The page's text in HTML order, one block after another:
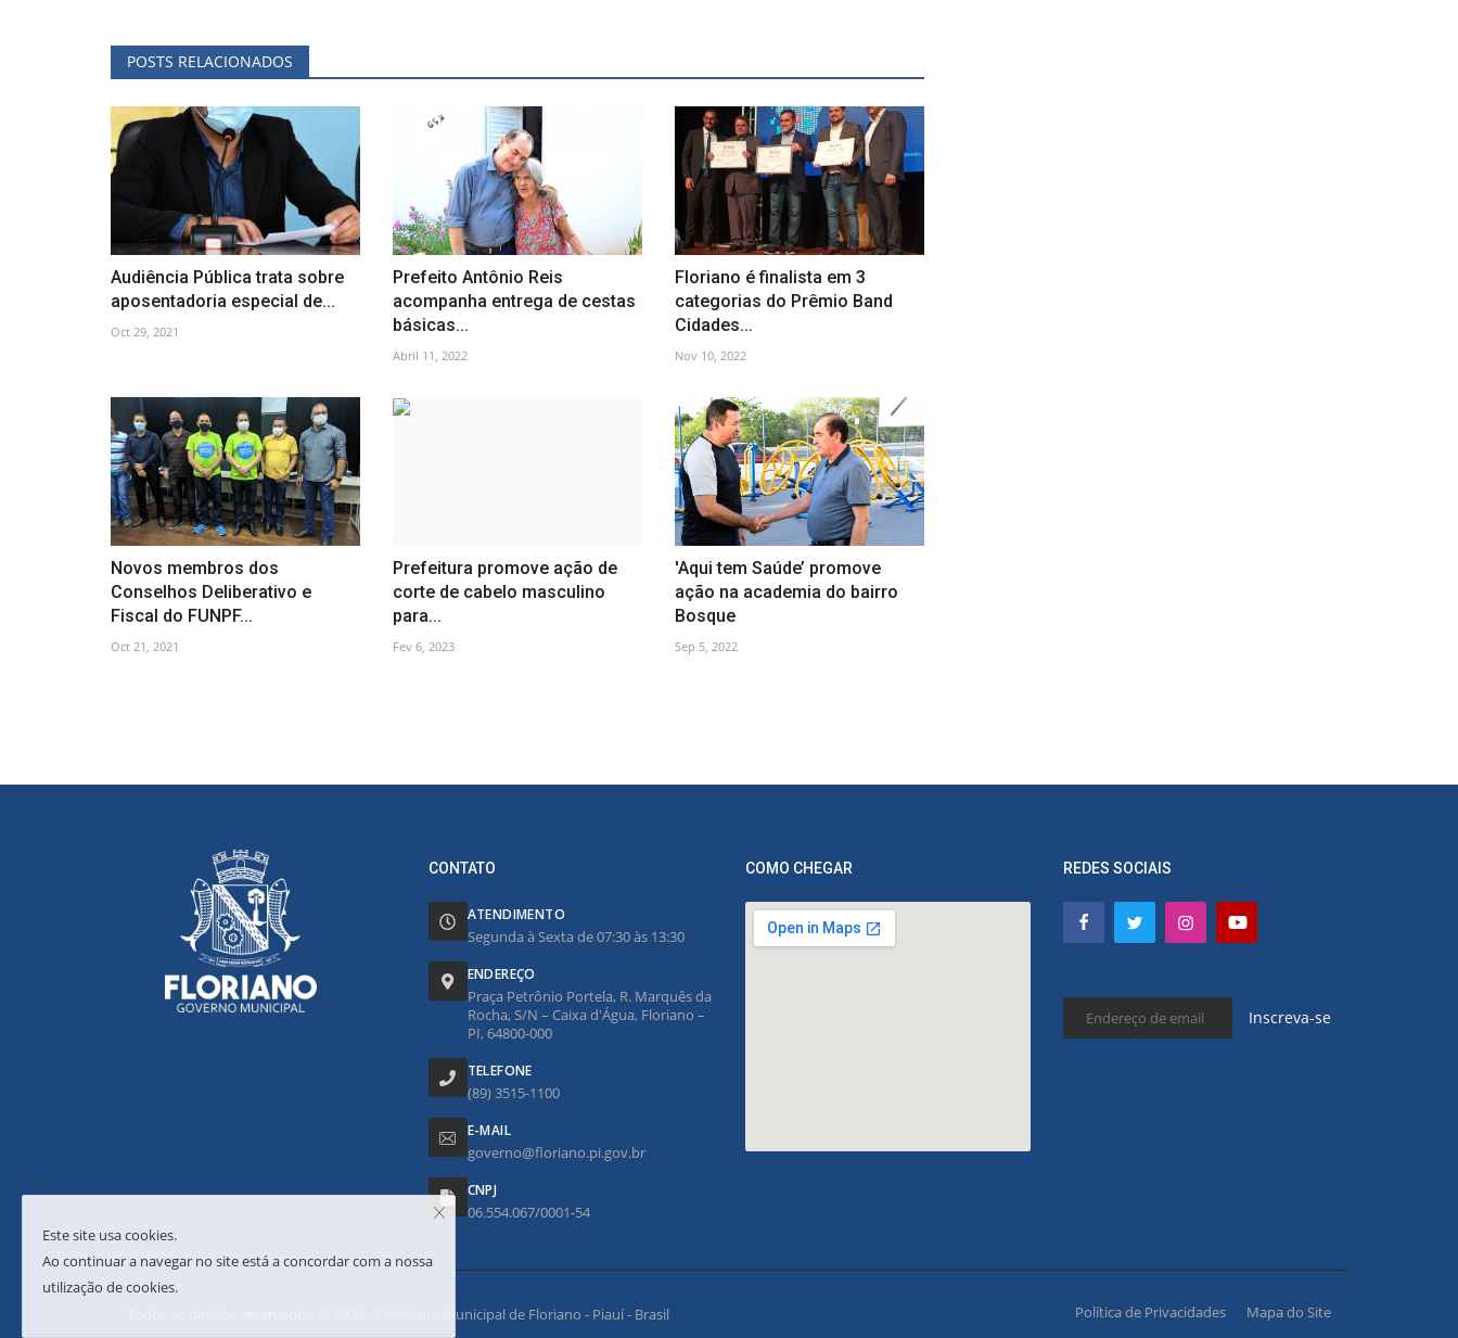
POSTS RELACIONADOS
Audiência Pública trata sobre
aposentadoria especial de...
Oct 29, 2021
Prefeito Antônio Reis
acompanha entrega de cestas
básicas...
Abril 11, 2022
Floriano é finalista em 3
categorias do Prêmio Band
Cidades...
Nov 10, 2022
Novos membros dos
Conselhos Deliberativo e
Fiscal do FUNPF...
Oct 21, 2021
Prefeitura promove ação de
corte de cabelo masculino
para...
Fev 6, 2023
'Aqui tem Saúde’ promove
ação na academia do bairro
Bosque
Sep 5, 2022
CONTATO
ATENDIMENTO
Segunda à Sexta de 07:30 às 13:30
ENDEREÇO
Praça Petrônio Portela, R. Marquês da
Rocha, S/N – Caixa d'Água, Floriano –
PI, 64800-000
TELEFONE
(89) 3515-1100
E-MAIL
governo@floriano.pi.gov.br
CNPJ
06.554.067/0001-54
COMO CHEGAR REDES SOCIAIS
Inscreva-se
Todos os direitos reservados. © 2026 - Prefeitura Municipal de Floriano - Piauí - Brasil Política de Privacidades Mapa do Site
Este site usa cookies.
Ao continuar a navegar no site está a concordar com a nossa
utilização de cookies.